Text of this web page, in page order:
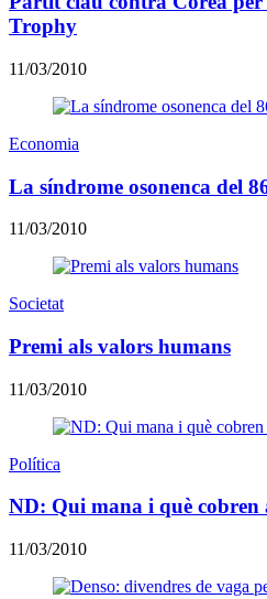
Trophy
11/03/2010
Economia
La síndrome osonenca del
11/03/2010
Societat
Premi als valors humans
11/03/2010
Política
ND: Qui mana i què cobren
11/03/2010